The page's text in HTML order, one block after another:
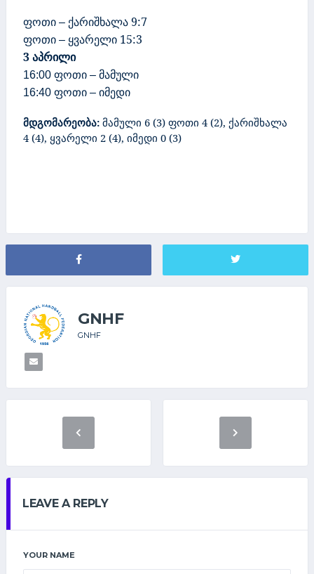
ფოთი – ქარიშხალა9:7
ფოთი – ყვარელი 15:3
3აპრილი
16:00 ფოთი – მამული
16:40 ფოთი – იმედი
მდგომარეობა: მამული 6 (3) ფოთი 4 (2), ქარიშხალა
4 (4), ყვარელი 2 (4), იმედი 0 (3)
GNHF
GNHF
LEAVE A REPLY
YOUR NAME